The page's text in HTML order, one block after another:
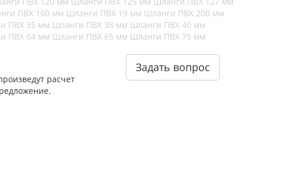
ПВХ 160 мм Шланги ПВХ 19 мм Шланги ПВХ 200 мм
ПВХ 35 мм Шланги ПВХ 38 мм Шланги ПВХ 40 мм
ПВХ 64 мм Шланги ПВХ 65 мм Шланги ПВХ 75 мм
расчет
Задать вопрос